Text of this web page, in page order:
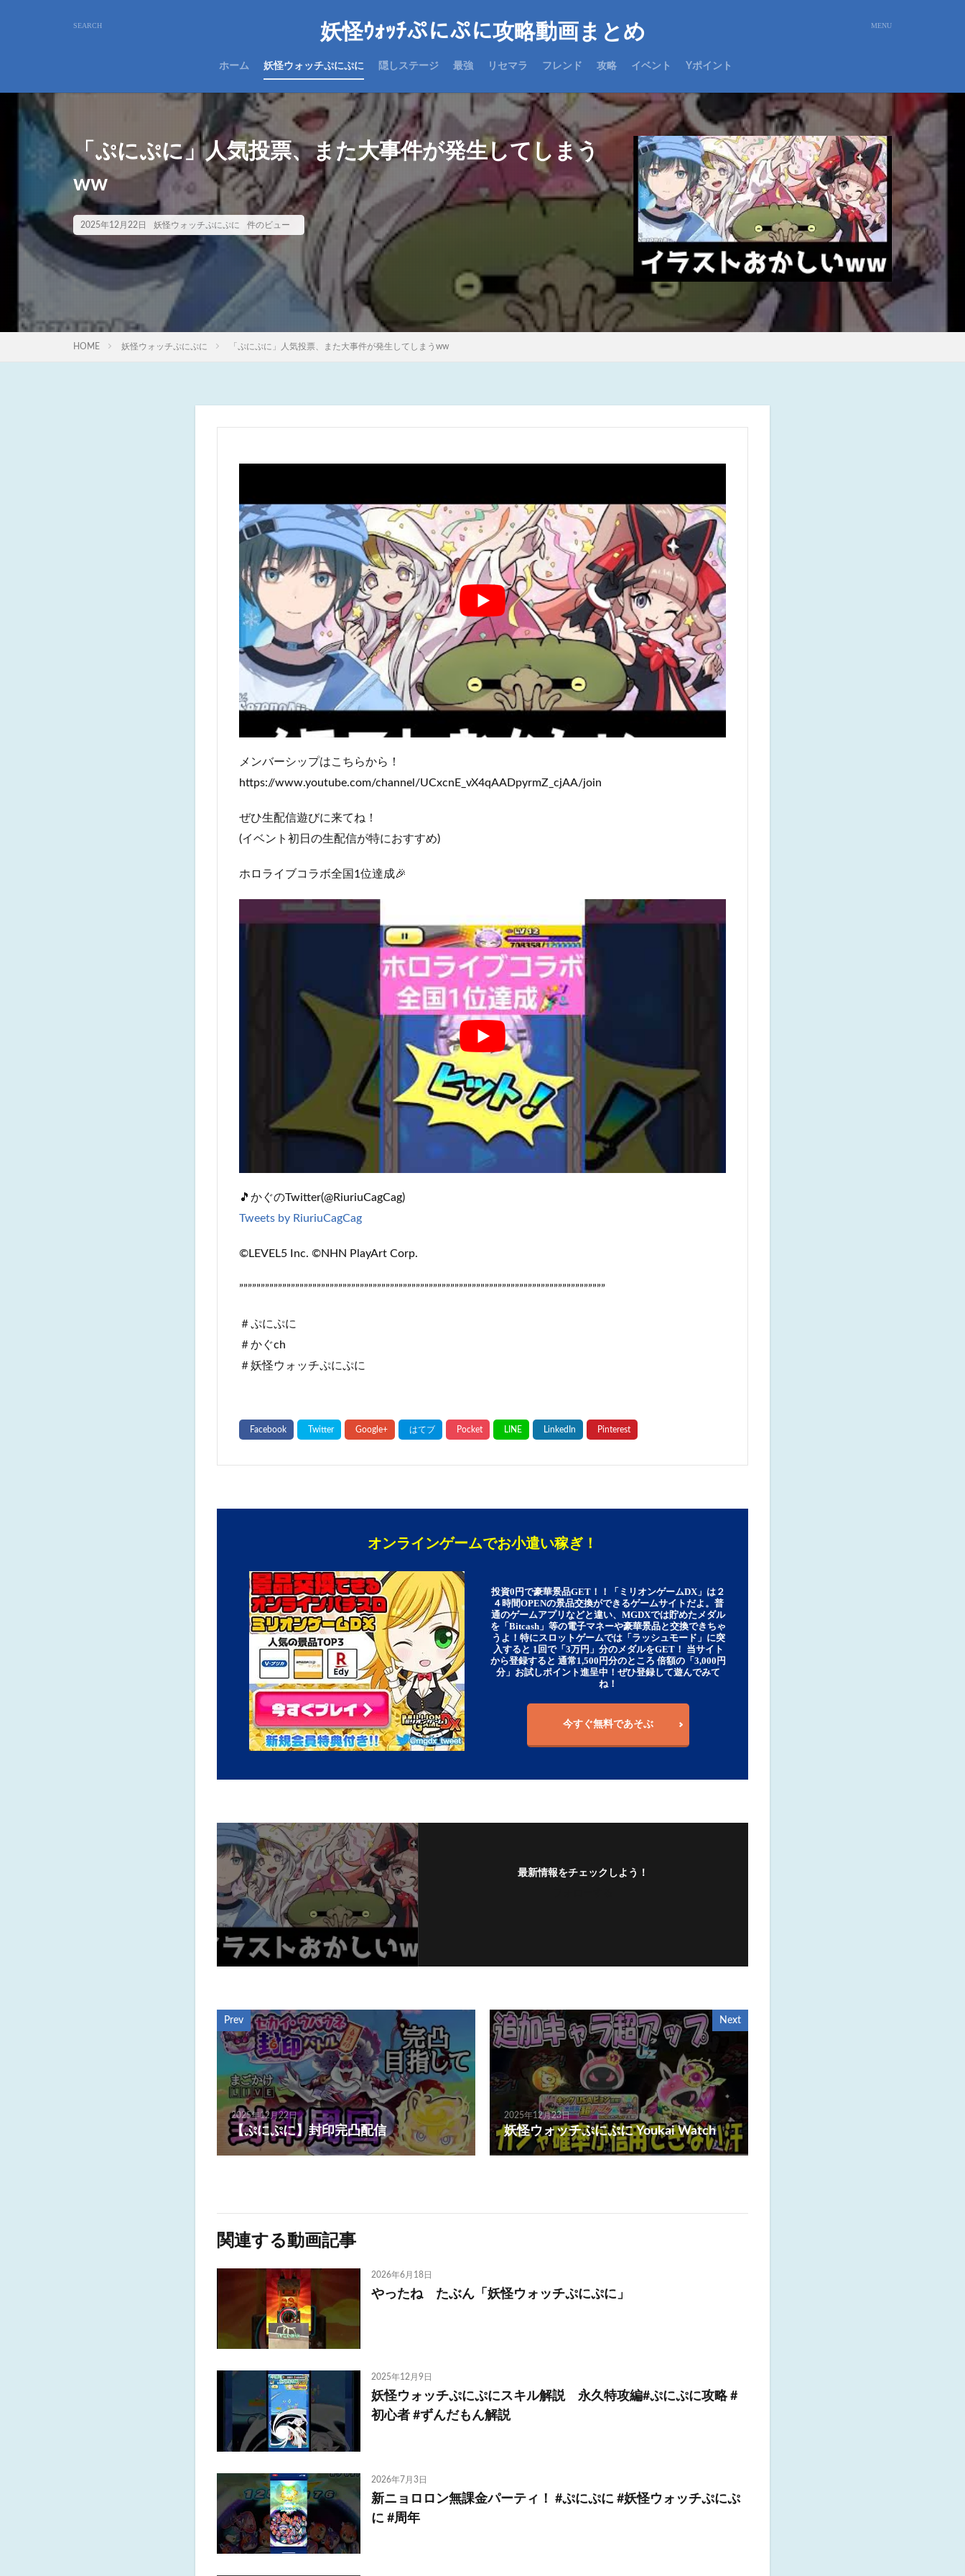
妖怪ｳｫｯﾁぷにぷに攻略動画まとめ
ホーム 妖怪ウォッチぷにぷに 隠しステージ 最強 リセマラ フレンド 攻略 イベント Yポイント
「ぷにぷに」人気投票、また大事件が発生してしまう
ww
2025年12月22日 妖怪ウォッチぷにぷに 件のビュー
HOME 妖怪ウォッチぷにぷに 「ぷにぷに」人気投票、また大事件が発生してしまうww
メンバーシップはこちらから！
https://www.youtube.com/channel/UCxcnE_vX4qAADpyrmZ_cjAA/join
ぜひ生配信遊びに来てね！
(イベント初日の生配信が特におすすめ)
ホロライブコラボ全国1位達成🎉
🎵かぐのTwitter(@RiuriuCagCag)
Tweets by RiuriuCagCag
©LEVEL5 Inc. ©NHN PlayArt Corp.
”””””””””””””””””””””””””””””””””””””””””””””””””””””””””””””””””””””””””””””””””””””
＃ぷにぷに​​​
＃かぐch
＃妖怪ウォッチぷにぷに
オンラインゲームでお小遣い稼ぎ！
投資0円で豪華景品GET！！「ミリオンゲームDX」は２
４時間OPENの景品交換ができるゲームサイトだよ。普
通のゲームアプリなどと違い、MGDXでは貯めたメダル
を「Bitcash」等の電子マネーや豪華景品と交換できちゃ
うよ！特にスロットゲームでは「ラッシュモード」に突
入すると 1回で「3万円」分のメダルをGET！ 当サイト
から登録すると 通常1,500円分のところ 倍額の「3,000円
分」お試しポイント進呈中！ぜひ登録して遊んでみて
ね！
今すぐ無料であそぶ
最新情報をチェックしよう！
Prev
2025年12月22日
【ぷにぷに】封印完凸配信
Next
2025年12月23日
妖怪ウォッチぷにぷに Youkai Watch
関連する動画記事
2026年6月18日
やったね たぶん「妖怪ウォッチぷにぷに」
2025年12月9日
妖怪ウォッチぷにぷにスキル解説 永久特攻編#ぷにぷに攻略 #
初心者 #ずんだもん解説
2026年7月3日
新ニョロロン無課金パーティ！ #ぷにぷに #妖怪ウォッチぷにぷ
に #周年